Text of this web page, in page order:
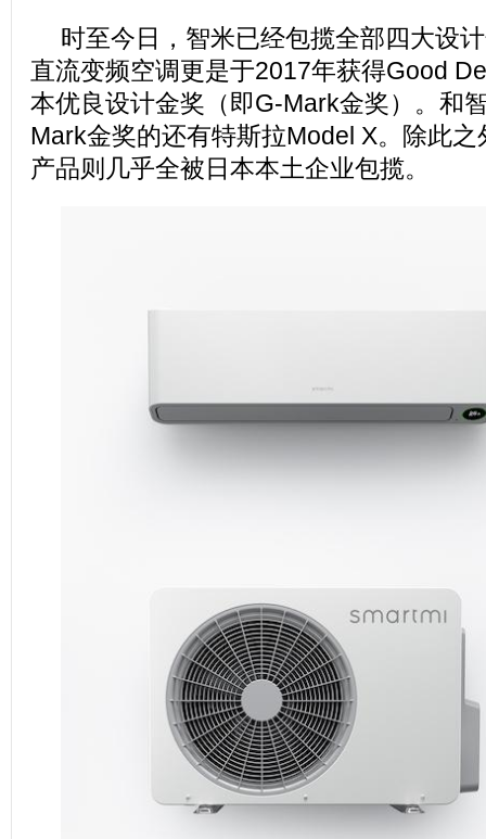
时至今日，智米已经包揽全部四大设
直流变频空调更是于2017年获得Good
本优良设计金奖（即G-Mark金奖）。和
Mark金奖的还有特斯拉Model X。除此
产品则几乎全被日本本土企业包揽。